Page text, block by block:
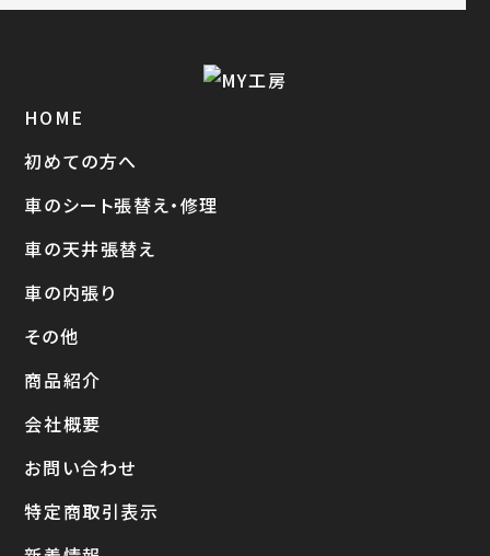
HOME
初めての方へ
車のシート張替え・修理
車の天井張替え
車の内張り
その他
商品紹介
会社概要
お問い合わせ
特定商取引表示